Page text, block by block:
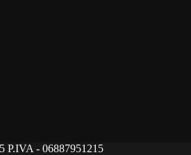
P.IVA - 06887951215